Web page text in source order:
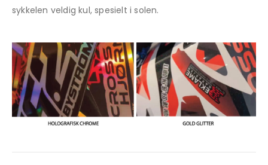
sykkelen veldig kul, spesielt i solen.